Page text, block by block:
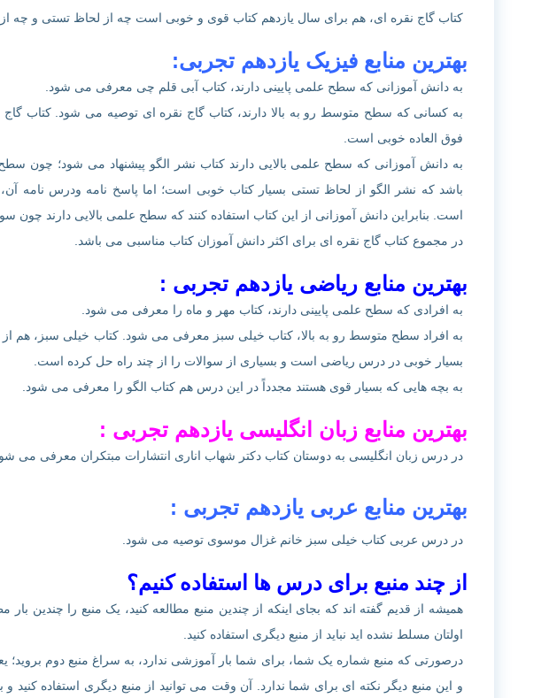
کتاب گاج نقره ای، هم برای سال یازدهم کتاب قوی و خوبی است چه از لحاظ تستی و چه
بهترین منابع فیزیک یازدهم تجربی:
به دانش آموزانی که سطح علمی پایینی دارند، کتاب آبی قلم چی معرفی می شود.
به کسانی که سطح متوسط رو به بالا دارند، کتاب گاج نقره ای توصیه می شود. کتاب
فوق العاده خوبی است.
به دانش آموزانی که سطح علمی بالایی دارند کتاب نشر الگو پیشنهاد می شود؛ چون
باشد که نشر الگو از لحاظ تستی بسیار کتاب خوبی است؛ اما پاسخ نامه ودرس نامه
است. بنابراین دانش آموزانی از این کتاب استفاده کنند که سطح علمی بالایی دارند چون
در مجموع کتاب گاج نقره ای برای اکثر دانش آموزان کتاب مناسبی می باشد.
بهترین منابع ریاضی یازدهم تجربی :
به افرادی که سطح علمی پایینی دارند، کتاب مهر و ماه را معرفی می شود.
به افراد سطح متوسط رو به بالا، کتاب خیلی سبز معرفی می شود. کتاب خیلی سبز، هم
بسیار خوبی در درس ریاضی است و بسیاری از سوالات را از چند راه حل کرده است.
به بچه هایی که بسیار قوی هستند مجدداً در این درس هم کتاب الگو را معرفی می شود.
بهترین منابع زبان انگلیسی یازدهم تجربی :
در درس زبان انگلیسی به دوستان کتاب دکتر شهاب اناری انتشارات مبتکران معرفی می
بهترین منابع عربی یازدهم تجربی :
در درس عربی کتاب خیلی سبز خانم غزال موسوی توصیه می شود.
از چند منبع برای درس ها استفاده کنیم؟
همیشه از قدیم گفته اند که بجای اینکه از چندین منبع مطالعه کنید، یک منبع را چندین
اولتان مسلط نشده اید نباید از منبع دیگری استفاده کنید.
درصورتی که منبع شماره یک شما، برای شما بار آموزشی ندارد، به سراغ منبع دوم بروید؛
و این منبع دیگر نکته ای برای شما ندارد. آن وقت می توانید از منبع دیگری استفاده کنید